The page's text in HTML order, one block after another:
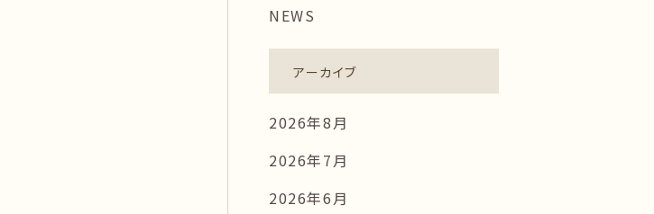
NEWS
アーカイブ
2026年8月
2026年7月
2026年6月